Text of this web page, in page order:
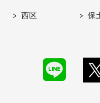
西区 保